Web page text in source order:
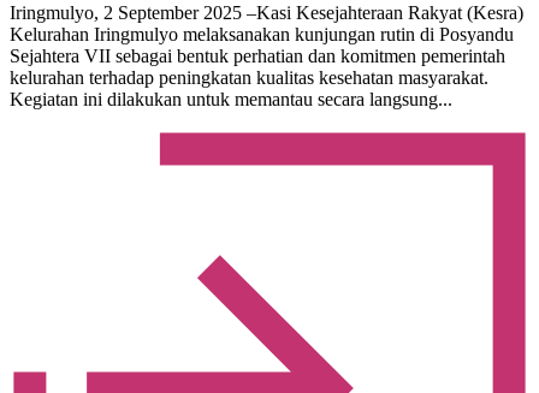
Iringmulyo, 2 September 2025 –Kasi Kesejahteraan Rakyat (Kesra)
Kelurahan Iringmulyo melaksanakan kunjungan rutin di Posyandu
Sejahtera VII sebagai bentuk perhatian dan komitmen pemerintah
kelurahan terhadap peningkatan kualitas kesehatan masyarakat.
Kegiatan ini dilakukan untuk memantau secara langsung...